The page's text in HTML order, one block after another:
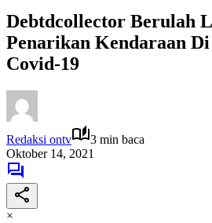
Debtdcollector Berulah
Penarikan Kendaraan Di
Covid-19
Redaksi ontv
3 min baca
Oktober 14, 2021
×